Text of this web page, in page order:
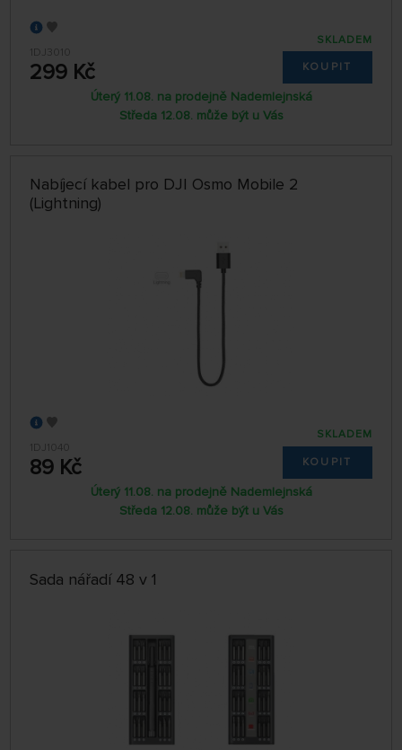
1DJ3010
299 Kč
SKLADEM
KOUPIT
Úterý 11.08. na prodejně Nademlejnská
Středa 12.08. může být u Vás
Nabíjecí kabel pro DJI Osmo Mobile 2
(Lightning)
1DJ1040
89 Kč
SKLADEM
KOUPIT
Úterý 11.08. na prodejně Nademlejnská
Středa 12.08. může být u Vás
Sada nářadí 48 v 1